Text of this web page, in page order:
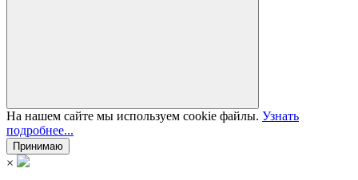
На нашем сайте мы используем cookie файлы. Узнать
подробнее...
Принимаю
×